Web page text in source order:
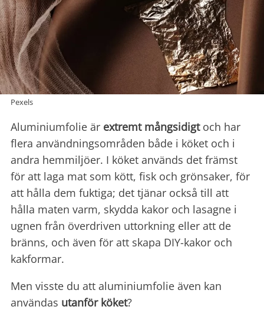
Pexels
Aluminiumfolie är extremt mångsidigt och har
flera användningsområden både i köket och i
andra hemmiljöer. I köket används det främst
för att laga mat som kött, fisk och grönsaker, för
att hålla dem fuktiga; det tjänar också till att
hålla maten varm, skydda kakor och lasagne i
ugnen från överdriven uttorkning eller att de
bränns, och även för att skapa DIY-kakor och
kakformar.
Men visste du att aluminiumfolie även kan
användas utanför köket?